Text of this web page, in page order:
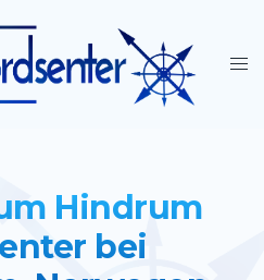
Hindrum
bei